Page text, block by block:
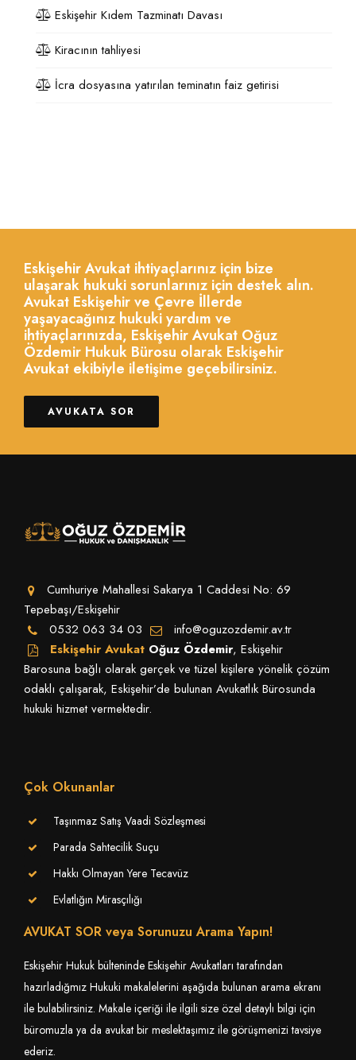
Eskişehir Kıdem Tazminatı Davası
Kiracının tahliyesi
İcra dosyasına yatırılan teminatın faiz getirisi
Eskişehir Avukat ihtiyaçlarınız için bize
ulaşarak hukuki sorunlarınız için destek alın.
Avukat Eskişehir ve Çevre İllerde
yaşayacağınız hukuki yardım ve
ihtiyaçlarınızda, Eskişehir Avukat Oğuz
Özdemir Hukuk Bürosu olarak Eskişehir
Avukat ekibiyle iletişime geçebilirsiniz.
AVUKATA SOR
Cumhuriye Mahallesi Sakarya 1 Caddesi No: 69
Tepebaşı/Eskişehir
0532 063 34 03
info@oguzozdemir.av.tr
Eskişehir Avukat Oğuz Özdemir, Eskişehir
Barosuna bağlı olarak gerçek ve tüzel kişilere yönelik çözüm
odaklı çalışarak, Eskişehir’de bulunan Avukatlık Bürosunda
hukuki hizmet vermektedir.
Çok Okunanlar
Taşınmaz Satış Vaadi Sözleşmesi
Parada Sahtecilik Suçu
Hakkı Olmayan Yere Tecavüz
Evlatlığın Mirasçılığı
AVUKAT SOR veya Sorunuzu Arama Yapın!
Eskişehir Hukuk bülteninde Eskişehir Avukatları tarafından
hazırladığmız Hukuki makalelerini aşağıda bulunan arama ekranı
ile bulabilirsiniz. Makale içeriği ile ilgili size özel detaylı bilgi için
büromuzla ya da avukat bir meslektaşımız ile görüşmenizi tavsiye
ederiz.